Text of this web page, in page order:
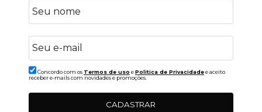
Concordo com os Termos de uso ePolitica de Privacidadee aceito
receber e-mails com novidades e promoções.
CADASTRAR